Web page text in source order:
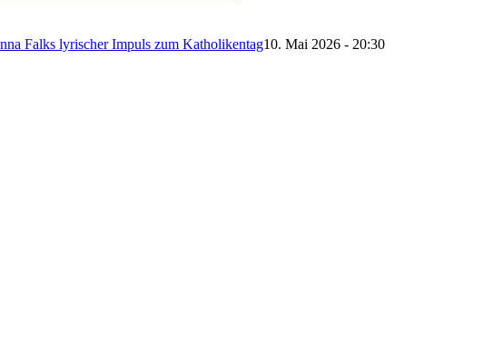
Falks lyrischer Impuls zum Katholikentag10. Mai 2026 - 20:30